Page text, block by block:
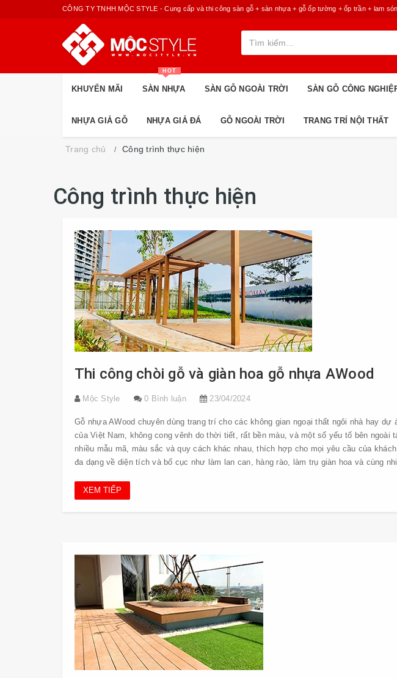
CÔNG TY TNHH MỘC STYLE - Cung cấp và thi công sàn gỗ + sàn nhựa + gỗ ốp tường + ốp trần + lam
KHUYẾN MÃI SÀN NHỰA
HOT
SÀN GỖ NGOÀI TRỜI SÀN GỖ CÔNG
NHỰA GIẢ GỖ NHỰA GIẢ ĐÁ GỖ NGOÀI TRỜI TRANG TRÍ NỘI THẤT
Trang chủ Công trình thực hiện
Công trình thực hiện
Thi công chòi gỗ và giàn hoa gỗ nhựa AWood
Mộc Style 0 Bình luận 23/04/2024
Gỗ nhựa AWood chuyên dùng trang trí cho các không gian ngoại thất ngôi nhà hay
của Việt Nam, không cong vênh do thời tiết, rất bền màu, và một số yếu tố bên ngoài
nhiều mẫu mã, màu sắc và quy cách khác nhau, thích hợp cho mọi yêu cầu của
đa dạng về diện tích và bố cục như làm lan can, hàng rào, làm trụ giàn hoa và cùng
XEM TIẾP